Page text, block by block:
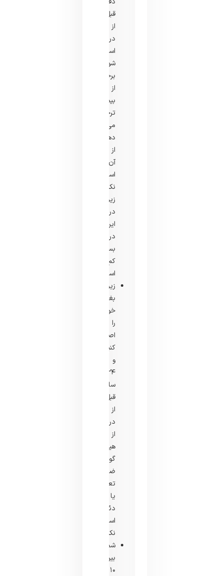
قبل
از
درمان
استفاده
شود.
برخی
از
بیماران
ترجیح
می
دهند
از
آن
استفاده
نکنند
زیرا
درد
این
درمان
بسیار
کم
است.
زیر
بغل
خود
را
اصلاح
کنید
و
۲۴
ساعت
قبل
از
درمان
از
هیچ
گونه
ضد
تعریق
یا
دئودورانت
استفاده
نکنید.
شما
بین
۱۰